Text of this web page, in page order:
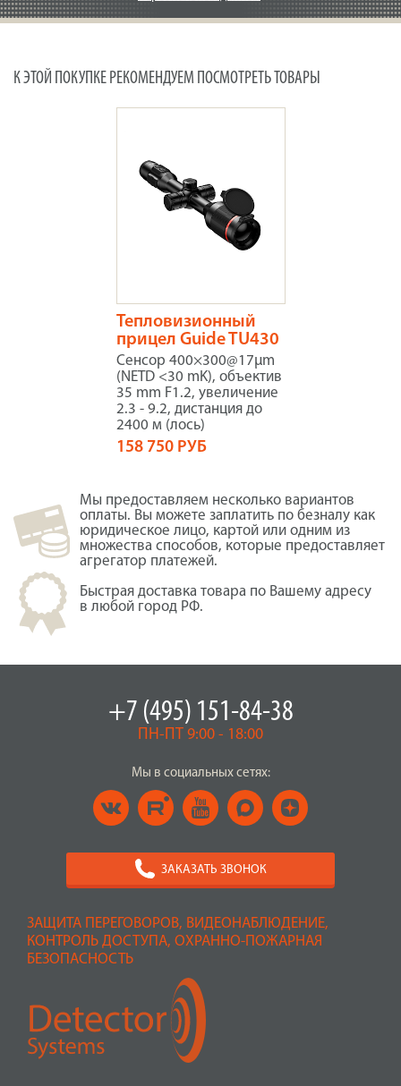
К ЭТОЙ ПОКУПКЕ РЕКОМЕНДУЕМ ПОСМОТРЕТЬ ТОВАРЫ
Тепловизионный
прицел Guide TU430
Сенсор 400×300@17μm
(NETD <30 mK), объектив
35 mm F1.2, увеличение
2.3 - 9.2, дистанция до
2400 м (лось)
158 750 РУБ
Мы предоставляем несколько вариантов
оплаты. Вы можете заплатить по безналу как
юридическое лицо, картой или одним из
множества способов, которые предоставляет
агрегатор платежей.
Быстрая доставка товара по Вашему адресу
в любой город РФ.
ЗАЩИТА ПЕРЕГОВОРОВ, ВИДЕОНАБЛЮДЕНИЕ,
КОНТРОЛЬ ДОСТУПА, ОХРАННО-ПОЖАРНАЯ
БЕЗОПАСНОСТЬ
+7 (495) 151-84-38
ПН-ПТ 9:00 - 18:00
Мы в социальных сетях:
ЗАКАЗАТЬ ЗВОНОК